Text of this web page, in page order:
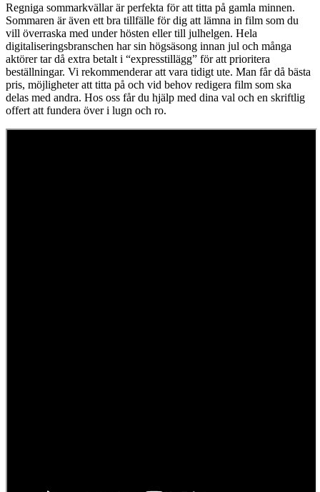
Regniga sommarkvällar är perfekta för att titta på gamla minnen.
Sommaren är även ett bra tillfälle för dig att lämna in film som du
vill överraska med under hösten eller till julhelgen. Hela
digitaliseringsbranschen har sin högsäsong innan jul och många
aktörer tar då extra betalt i “expresstillägg” för att prioritera
beställningar. Vi rekommenderar att vara tidigt ute. Man får då bästa
pris, möjligheter att titta på och vid behov redigera film som ska
delas med andra. Hos oss får du hjälp med dina val och en skriftlig
offert att fundera över i lugn och ro.